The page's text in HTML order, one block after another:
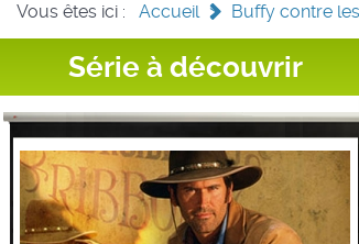
Vous êtes ici : Accueil > Buffy contre
Série à découvrir